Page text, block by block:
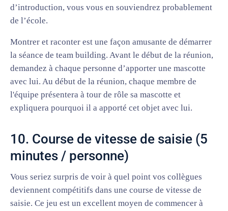
d’introduction, vous vous en souviendrez probablement
de l’école.
Montrer et raconter est une façon amusante de démarrer
la séance de team building. Avant le début de la réunion,
demandez à chaque personne d’apporter une mascotte
avec lui. Au début de la réunion, chaque membre de
l'équipe présentera à tour de rôle sa mascotte et
expliquera pourquoi il a apporté cet objet avec lui.
10. Course de vitesse de saisie (5
minutes / personne)
Vous seriez surpris de voir à quel point vos collègues
deviennent compétitifs dans une course de vitesse de
saisie. Ce jeu est un excellent moyen de commencer à